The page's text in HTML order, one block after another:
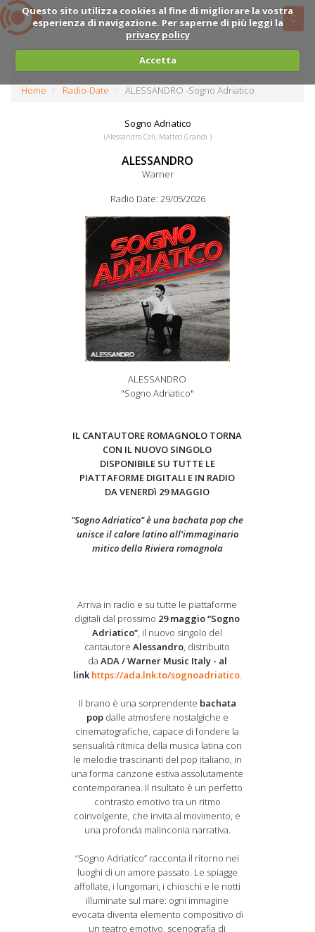
Questo sito utilizza cookies al fine di migliorare la vostra
esperienza di navigazione. Per saperne di più leggi la
privacy policy
Accetta
Home Radio-Date ALESSANDRO -Sogno Adriatico
Sogno Adriatico
(Alessandro Coli, Matteo Grandi )
ALESSANDRO
Warner
Radio Date: 29/05/2026
ALESSANDRO
"Sogno Adriatico"
IL CANTAUTORE ROMAGNOLO TORNA
CON IL NUOVO SINGOLO
DISPONIBILE SU TUTTE LE
PIATTAFORME DIGITALI E IN RADIO
DA VENERDì 29 MAGGIO
"Sogno Adriatico" è una bachata pop che
unisce il calore latino all'immaginario
mitico della Riviera romagnola
Arriva in radio e su tutte le piattaforme
digitali dal prossimo 29 maggio“Sogno
Adriatico”, il nuovo singolo del
cantautoreAlessandro, distribuito
da ADA / Warner Music Italy - al
link https://ada.lnk.to/sognoadriatico.
Il brano è una sorprendente bachata
popdalle atmosfere nostalgiche e
cinematografiche, capace di fondere la
sensualità ritmica della musica latina con
le melodie trascinanti del pop italiano, in
una forma canzone estiva assolutamente
contemporanea. Il risultato è un perfetto
contrasto emotivo tra un ritmo
coinvolgente, che invita al movimento, e
una profonda malinconia narrativa.
“Sogno Adriatico” racconta il ritorno nei
luoghi di un amore passato. Le spiagge
affollate, i lungomari, i chioschi e le notti
illuminate sul mare: ogni immagine
evocata diventa elemento compositivo di
un teatro emotivo, scenografia di